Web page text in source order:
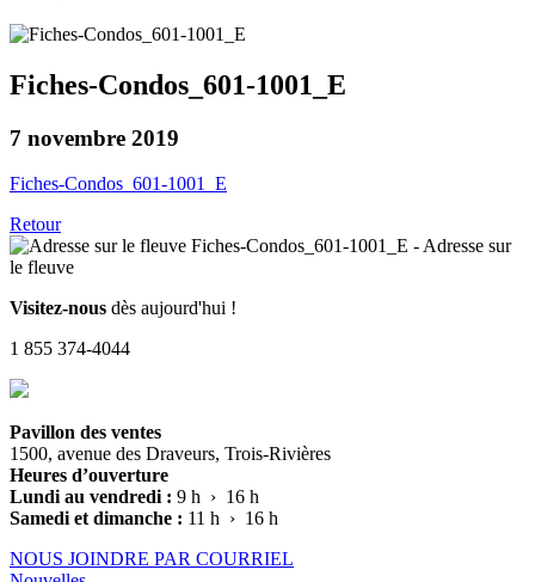
Fiches-Condos_601-1001_E
7 novembre 2019
Fiches-Condos_601-1001_E
Retour
Visitez-nous dès aujourd'hui !
1 855 374-4044
Pavillon des ventes
1500, avenue des Draveurs, Trois-Rivières
Heures d’ouverture
Lundi au vendredi : 9 h › 16 h
Samedi et dimanche : 11 h › 16 h
NOUS JOINDRE PAR COURRIEL